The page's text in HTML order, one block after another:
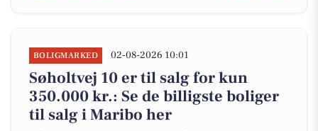
BOLIGMARKED 02-08-2026 10:01
Søholtvej 10 er til salg for kun
350.000 kr.: Se de billigste boliger
til salg i Maribo her